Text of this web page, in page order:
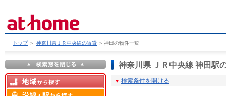
トップ ＞ 神奈川県ＪＲ中央線の賃貸 ＞ 神田の物件一覧
神奈川県 ＪＲ中央線 神田駅
検索条件を開ける